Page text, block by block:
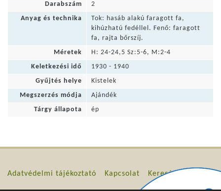
Darabszám
2
Anyag és technika
Tok: hasáb alakú faragott fa,
kihúzhatú fedéllel. Fenő: faragott
fa, rajta bőrszíj.
Méretek
H: 24-24,5 Sz:5-6, M:2-4
Keletkezési idő
1930 - 1940
Gyűjtés helye
Kistelek
Megszerzés módja
Ajándék
Tárgy állapota
ép
Adatvédelmi tájékoztató Kapcsolat Keresés